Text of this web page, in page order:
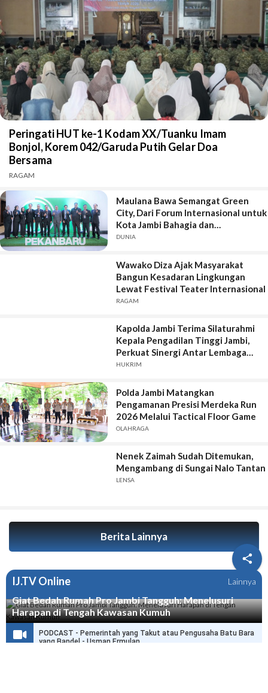

Peringati HUT ke-1 Kodam XX/Tuanku Imam
Bonjol, Korem 042/Garuda Putih Gelar Doa
Bersama
RAGAM
Maulana Bawa Semangat Green
City, Dari Forum Internasional untuk
Kota Jambi Bahagia dan
Berkelanjutan
DUNIA
Wawako Diza Ajak Masyarakat
Bangun Kesadaran Lingkungan
Lewat Festival Teater Internasional
RAGAM
Kapolda Jambi Terima Silaturahmi
Kepala Pengadilan Tinggi Jambi,
Perkuat Sinergi Antar Lembaga
Penegak Hukum
HUKRIM
Polda Jambi Matangkan
Pengamanan Presisi Merdeka Run
2026 Melalui Tactical Floor Game
OLAHRAGA
Nenek Zaimah Sudah Ditemukan,
Mengambang di Sungai Nalo Tantan
LENSA
Berita Lainnya
IJ.TV Online Lainnya
Giat Bedah Rumah Pro Jambi Tangguh: Menelusuri
Harapan di Tengah Kawasan Kumuh
PODCAST - Pemerintah yang Takut atau Pengusaha Batu Bara
yang Bandel - Usman Ermulan